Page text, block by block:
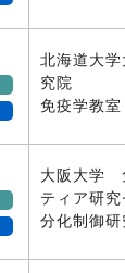
北海道大
究院
免疫学教室
大阪大学
ティア研究
分化制御研